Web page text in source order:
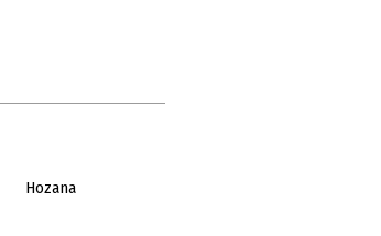
Hozana